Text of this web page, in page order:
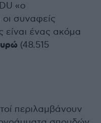
«ο
οι συναφείς
είναι ένας ακόμα
(48.515
περιλαμβάνουν